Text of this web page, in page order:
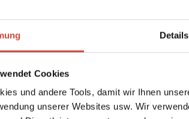
Details
Cookies
und andere Tools, damit wir Ihnen
unserer Websites usw. Wir